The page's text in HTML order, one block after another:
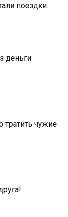
поездки.
деньги
тратить чужие